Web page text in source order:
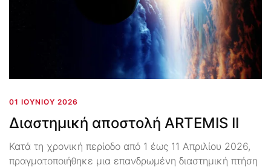
01 ΙΟΥΝΊΟΥ 2026
Διαστημική αποστολή ARTEMIS II
Κατά τη χρονική περίοδο από 1 έως 11 Απριλίου 2026,
πραγματοποιήθηκε μια επανδρωμένη διαστημική πτήση